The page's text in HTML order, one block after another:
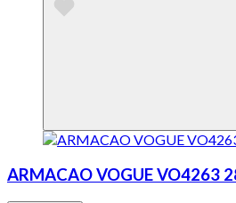
ARMACAO VOGUE VO4263